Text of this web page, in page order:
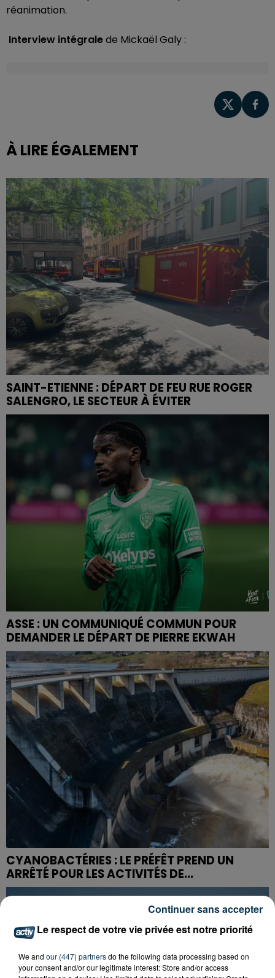
réanimation.
Interview intégralede Mickaël Galy :
À LIRE ÉGALEMENT
SAINT-ETIENNE : DÉPART DE FEU RUE ROGER
SALENGRO, LE SECTEUR À ÉVITER
ASSE : UN COMMUNIQUÉ COMMUN POUR
DEMANDER LE DÉPART DE PIERRE EKWAH
CYANOBACTÉRIES : LE PRÉFÊT PREND UN
ARRÊTÉ POUR LES ACTIVITÉS DE...
Le respect de votre vie privée est notre priorité
We and our (447) partnersdo the following data processing based on
your consent and/or our legitimate interest: Store and/or access
Continuer sans accepter